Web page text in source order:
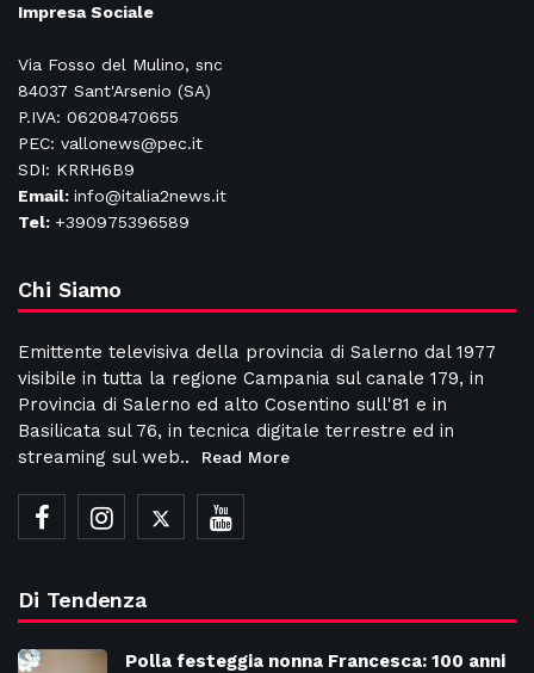
Impresa Sociale
Via Fosso del Mulino, snc
84037 Sant'Arsenio (SA)
P.IVA: 06208470655
PEC: vallonews@pec.it
SDI: KRRH6B9
Email: info@italia2news.it
Tel: +390975396589
Chi Siamo
Emittente televisiva della provincia di Salerno dal 1977
visibile in tutta la regione Campania sul canale 179, in
Provincia di Salerno ed alto Cosentino sull'81 e in
Basilicata sul 76, in tecnica digitale terrestre ed in
streaming sul web..
Read More
Di Tendenza
Polla festeggia nonna Francesca: 100 anni